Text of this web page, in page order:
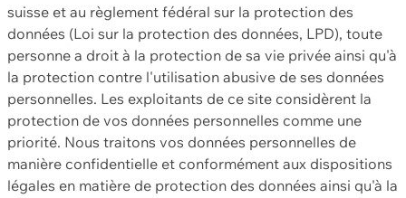
suisse et au règlement fédéral sur la protection des
données (Loi sur la protection des données, LPD), toute
personne a droit à la protection de sa vie privée ainsi qu'à
la protection contre l'utilisation abusive de ses données
personnelles. Les exploitants de ce site considèrent la
protection de vos données personnelles comme une
priorité. Nous traitons vos données personnelles de
manière confidentielle et conformément aux dispositions
légales en matière de protection des données ainsi qu'à la